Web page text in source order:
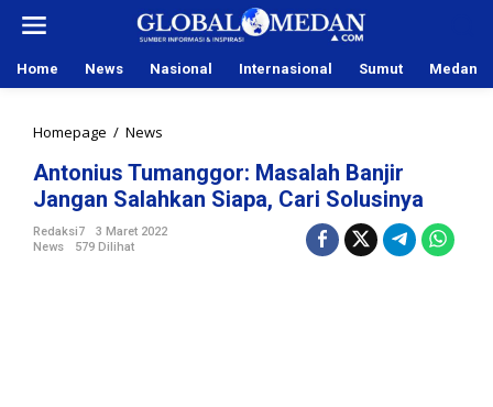
Home News Nasional Internasional Sumut Medan
Homepage / News
t
o
i
Antonius Tumanggor: Masalah Banjir
Jangan Salahkan Siapa, Cari Solusinya
Redaksi7
3 Maret 2022
News
579 Dilihat